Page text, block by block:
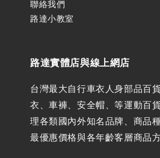
聯絡我們
路達小教室
路達實體店與線上網店
台灣最大自行車衣人身部品百
衣、車褲、安全帽、等運動百
理各類國內外知名品牌、商品
最優惠價格與各年齡客層商品